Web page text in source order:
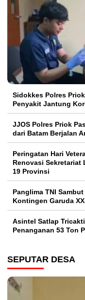
Sidokkes Polres
Penyakit Jantung
JJOS Polres Priok
dari Batam Berjalan
Peringatan Hari
Renovasi Sekretariat
19 Provinsi
Panglima TNI
Kontingen Garuda
Asintel Satlap
Penanganan 53 Ton
SEPUTAR DESA